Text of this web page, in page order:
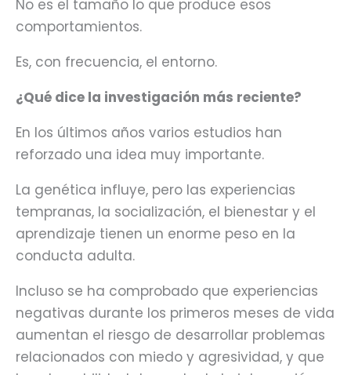
No es el tamaño lo que produce esos
comportamientos.
Es, con frecuencia, el entorno.
¿Qué dice la investigación más reciente?
En los últimos años varios estudios han
reforzado una idea muy importante.
La genética influye, pero las experiencias
tempranas, la socialización, el bienestar y el
aprendizaje tienen un enorme peso en la
conducta adulta.
Incluso se ha comprobado que experiencias
negativas durante los primeros meses de vida
aumentan el riesgo de desarrollar problemas
relacionados con miedo y agresividad, y que